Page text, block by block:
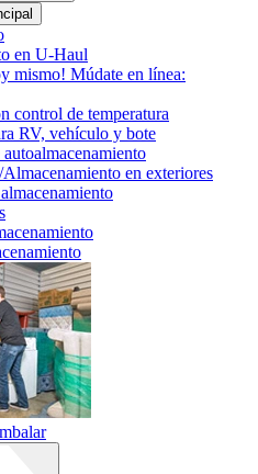
en U-Haul
mismo! Múdate en línea:
control de temperatura
RV, vehículo y bote
en exteriores